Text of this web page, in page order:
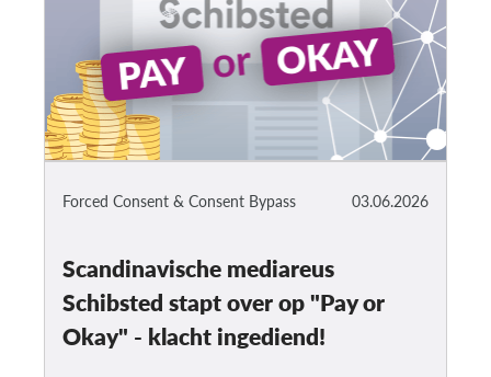
03.06.2026
Forced Consent & Consent Bypass
Scandinavische mediareus
Schibsted stapt over op "Pay or
Okay" - klacht ingediend!